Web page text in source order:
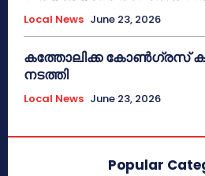
Local News June 23, 2026
കത്തോലിക്ക കോൺഗ്രസ്
നടത്തി
Local News June 23, 2026
Popular